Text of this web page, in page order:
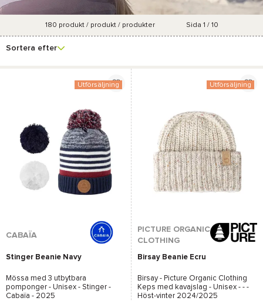
filter
180 produkt / produkt / produkter Sida 1 / 10
Sortera efter
Utförsäljning
CABAÏA
Stinger Beanie Navy
Mössa med 3 utbytbara
pomponger - Unisex - Stinger -
Cabaïa - 2025
Utförsäljning
PICTURE ORGANIC
CLOTHING
Birsay Beanie Ecru
Birsay - Picture Organic Clothing
Keps med kavajslag - Unisex - - -
Höst-vinter 2024/2025